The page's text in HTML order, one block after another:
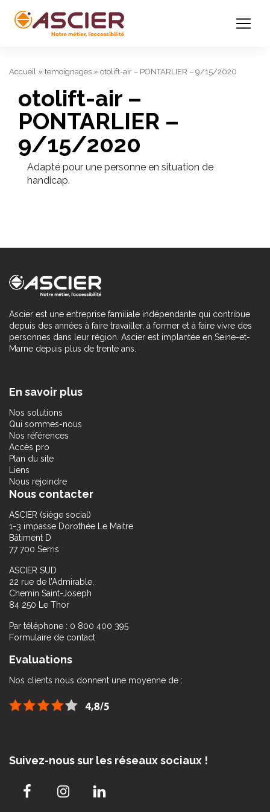
Accueil » temoignages » otolift-air – PONTARLIER – 9/15/2020
otolift-air –
PONTARLIER –
9/15/2020
Adapté pour une personne en situation de
handicap.
Ascier est une entreprise familiale indépendante qui contribue
depuis des années à faire travailler, à former et à faire vivre des
personnes dans leur région. Ascier est implantée en Seine-et-
Marne depuis plus de trente ans.
En savoir plus
Nos solutions
Qui sommes-nous
Nos références
Accès pro
Plan du site
Liens
Nous rejoindre
Nous contacter
ASCIER (siège social)
1-3 impasse Dorothée Le Maitre
Bâtiment D
77 700 Serris
ASCIER SUD
22 rue de l’Admirable,
Chemin Saint-Joseph
84 250 Le Thor
Par téléphone : 0 800 400 395
Formulaire de contact
Evaluations
Nos clients nous donnent une moyenne de :
Suivez-nous sur les réseaux sociaux !